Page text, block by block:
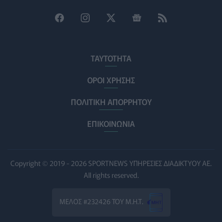
Η ΕΙΝΑΠ καταγγέλλει την αιφνιδιαστική ένταξη του
Ηλεκτρικά πατίνια: 3,5 φορές μεγαλύτερος ο κίνδυνος
07/08/2026 - 14:00
ΗΠΑ: Μεγάλη τράπεζα επενδύει 250 εκατ. δολάρια τον
χρόνο για φάρμακα GLP-1 στους εργαζομένους
07/08/2026 - 13:00
Βασιλακόπουλος για ιό Δυτικού Νείλου: Στο «κόκκινο»
η Αττική – Τι πρέπει να προσέχουν οι παραθεριστές
07/08/2026 - 11:57
Γλοιοβλάστωμα: Νέο «παράθυρο» για πιο
ΤΑΥΤΟΤΗΤΑ
ΟΡΟΙ ΧΡΗΣΗΣ
ΠΟΛΙΤΙΚΗ ΑΠΟΡΡΗΤΟΥ
ΕΠΙΚΟΙΝΩΝΙΑ
Copyright © 2019 - 2026 SPORTNEWS ΥΠΗΡΕΣΙΕΣ ΔΙΑΔΙΚΤΥΟΥ ΑΕ.
All rights reserved.
ΜΕΛΟΣ #232426 ΤΟΥ Μ.Η.Τ.